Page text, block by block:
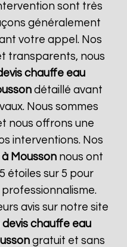
sont très
généralement
votre appel. Nos
transparents, nous
chauffe eau
détaillé avant
Nous sommes
nous offrons une
interventions. Nos
à Mousson nous ont
étoiles sur 5 pour
avis sur notre site
devis chauffe eau
gratuit et sans